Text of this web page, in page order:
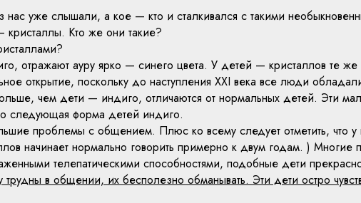
уже слышали, а кое — кто и сталкивался с такими
Кто же они такие?
отражают ауру ярко — синего цвета. У детей — кристаллов те же
открытие, поскольку до наступления ХХI века все люди
чем дети — индиго, отличаются от нормальных детей. Эти
следующая форма детей индиго.
проблемы с общением. Плюс ко всему следует отметить, что
начинает нормально говорить примерно к двум годам. ) Многие
телепатическими способностями, подобные дети
в общении, их бесполезно обманывать. Эти дети остро